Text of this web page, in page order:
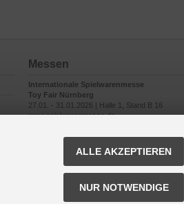
Messen
Internationale Spielwarenmesse
Toy Fair Nürnberg
27.01. - 31.01.2026 | Halle 1, Stand B 16
www.spielwarenmesse.de
ALLE AKZEPTIEREN
NUR NOTWENDIGE